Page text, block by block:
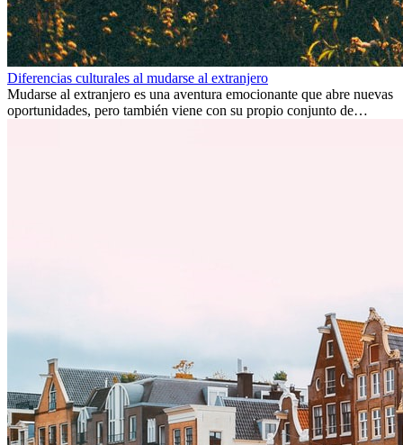
Diferencias culturales al mudarse al extranjero
Mudarse al extranjero es una aventura emocionante que abre nuevas
oportunidades, pero también viene con su propio conjunto de